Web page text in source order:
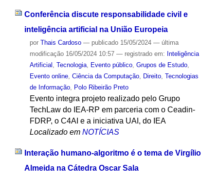
Conferência discute responsabilidade civil e
inteligência artificial na União Europeia
por Thais Cardoso — publicado15/05/2024 — última
modificação16/05/2024 10:57 — registrado em: Inteligência
Artificial , Tecnologia, Evento público, Grupos de Estudo,
Evento online, Ciência da Computação, Direito, Tecnologias
de Informação, Polo Ribeirão Preto
Evento integra projeto realizado pelo Grupo
TechLaw do IEA-RP em parceria com o Ceadin-
FDRP, o C4AI e a iniciativa UAI, do IEA
Localizado em NOTÍCIAS
Interação humano-algoritmo é o tema de Virgílio
Almeida na Cátedra Oscar Sala